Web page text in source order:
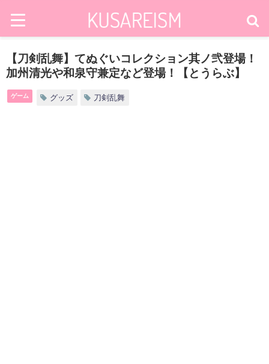
【刀剣乱舞】てぬぐいコレクション其ノ弐登場！
加州清光や和泉守兼定など登場！【とうらぶ】
ゲーム グッズ 刀剣乱舞